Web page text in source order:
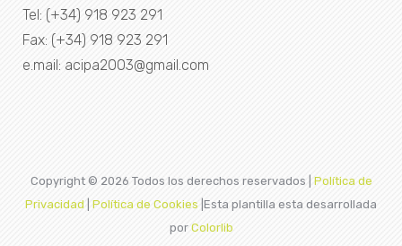
Tel: (+34) 918 923 291
Fax: (+34) 918 923 291
e.mail: acipa2003@gmail.com
Copyright © 2026 Todos los derechos reservados | Política de
Privacidad
Política de Cookies |Esta plantilla esta desarrollada
por Colorlib